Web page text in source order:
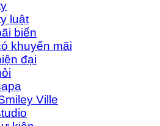
luật
biển
khuyến mãi
đại
Ville